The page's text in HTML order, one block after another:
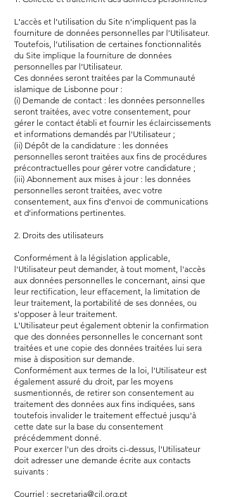
L'accès et l'utilisation du Site n'impliquent pas la
fourniture de données personnelles par l'Utilisateur.
Toutefois, l’utilisation de certaines fonctionnalités
du Site implique la fourniture de données
personnelles par l’Utilisateur.
Ces données seront traitées par la Communauté
islamique de Lisbonne pour :
(i) Demande de contact : les données personnelles
seront traitées, avec votre consentement, pour
gérer le contact établi et fournir les éclaircissements
et informations demandés par l'Utilisateur ;
(ii) Dépôt de la candidature : les données
personnelles seront traitées aux fins de procédures
précontractuelles pour gérer votre candidature ;
(iii) Abonnement aux mises à jour : les données
personnelles seront traitées, avec votre
consentement, aux fins d'envoi de communications
et d'informations pertinentes.
2. Droits des utilisateurs
Conformément à la législation applicable,
l'Utilisateur peut demander, à tout moment, l'accès
aux données personnelles le concernant, ainsi que
leur rectification, leur effacement, la limitation de
leur traitement, la portabilité de ses données, ou
s'opposer à leur traitement.
L'Utilisateur peut également obtenir la confirmation
que des données personnelles le concernant sont
traitées et une copie des données traitées lui sera
mise à disposition sur demande.
Conformément aux termes de la loi, l'Utilisateur est
également assuré du droit, par les moyens
susmentionnés, de retirer son consentement au
traitement des données aux fins indiquées, sans
toutefois invalider le traitement effectué jusqu'à
cette date sur la base du consentement
précédemment donné.
Pour exercer l'un des droits ci-dessus, l'Utilisateur
doit adresser une demande écrite aux contacts
suivants :
Courriel : secretaria@cil.org.pt